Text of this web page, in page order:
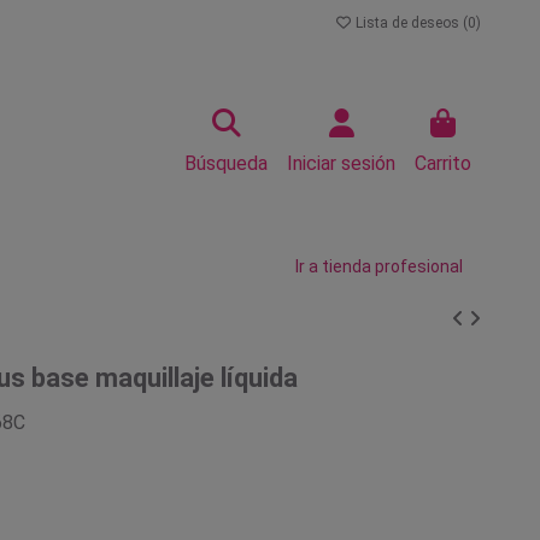
Lista de deseos (0)
Búsqueda Iniciar sesión Carrito
Ir a tienda profesional
base maquillaje líquida